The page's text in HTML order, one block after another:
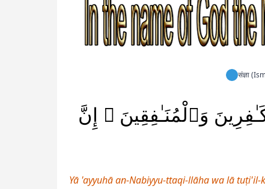
संज्ञा
وَٱلْمُنَـٰفِقِينَ ۗ إِنَّ
Yā 'ayyuhā an-Nabiyyu-ttaqi-llāha wa lā